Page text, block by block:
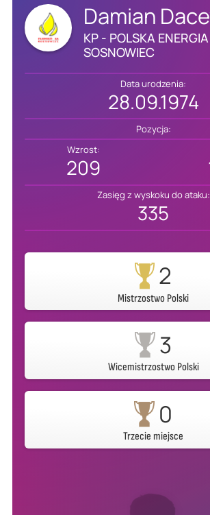
Damian
KP - POLSKA
SOSNOWIEC
Data urodzenia:
28.09.1974
Pozycja:
Wzrost:
209
Zasięg z wyskoku do ataku:
335
2
Mistrzostwo Polski
3
Wicemistrzostwo Polski
0
Trzecie miejsce